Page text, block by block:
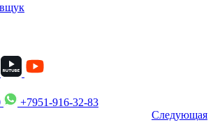
+7951-916-32-83
Следующая